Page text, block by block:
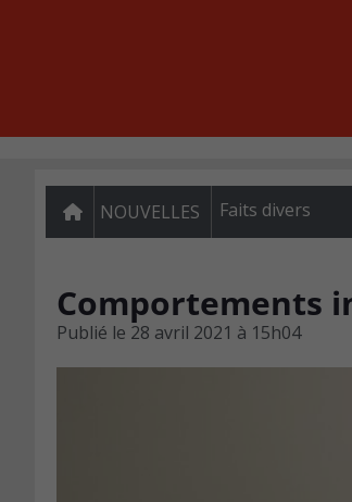
NOUVELLES Faits divers
Comportements
Publié le 28 avril 2021 à 15h04